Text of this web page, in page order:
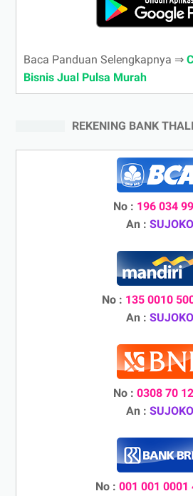
Baca Panduan Selengkapnya ⇒
Bisnis Jual Pulsa Murah
REKENING BANK
No : 196 034
An : SUJOKO
No : 135 0010
An : SUJOKO
No : 0308 70
An : SUJOKO
No : 001 001 0001